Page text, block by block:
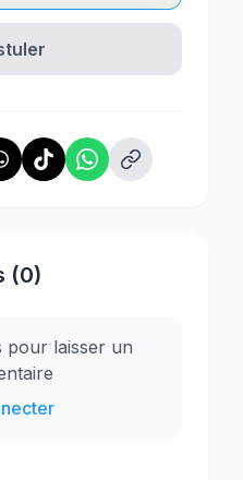
(0)
pour laisser un